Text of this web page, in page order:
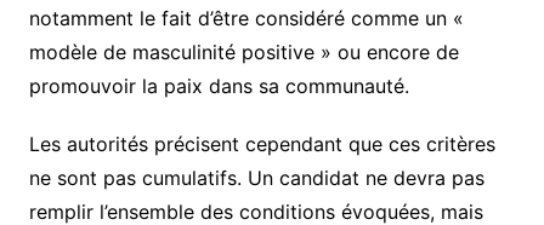
notamment le fait d’être considéré comme un «
modèle de masculinité positive » ou encore de
promouvoir la paix dans sa communauté.
Les autorités précisent cependant que ces critères
ne sont pas cumulatifs. Un candidat ne devra pas
remplir l’ensemble des conditions évoquées, mais